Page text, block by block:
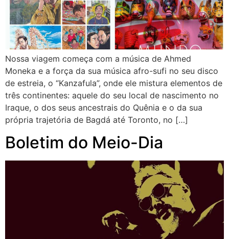
Nossa viagem começa com a música de Ahmed
Moneka e a força da sua música afro-sufi no seu disco
de estreia, o “Kanzafula”, onde ele mistura elementos de
três continentes: aquele do seu local de nascimento no
Iraque, o dos seus ancestrais do Quênia e o da sua
própria trajetória de Bagdá até Toronto, no […]
Boletim do Meio-Dia